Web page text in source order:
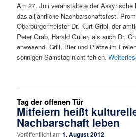
Am 27. Juli veranstaltete der Assyrische
das alljährliche Nachbarschaftsfest.
Oberbürgermeister Dr. Kurt Gribl, der
Peter Grab, Harald Güller, als auch Dr.
anwesend. Grill, Bier und Plätze im
sonnigen Samstag nicht fehlen.
Tag der offenen Tür
Mitfeiern heißt
Nachbarschaft leben
Veröffentlicht am1. August 2012